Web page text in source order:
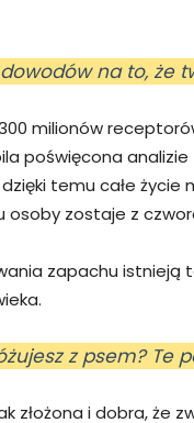
dowodów na to,
milionów
poświęcona
dzięki temu całe
osoby zostaje z
zapachu istnieją
z psem? Te
złożona i dobra, że